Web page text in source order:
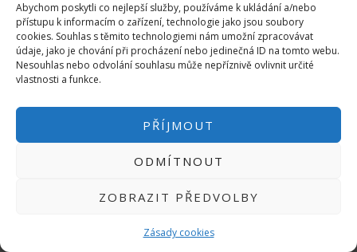
Abychom poskytli co nejlepší služby, používáme k ukládání a/nebo
přístupu k informacím o zařízení, technologie jako jsou soubory
cookies. Souhlas s těmito technologiemi nám umožní zpracovávat
údaje, jako je chování při procházení nebo jedinečná ID na tomto webu.
Nesouhlas nebo odvolání souhlasu může nepříznivě ovlivnit určité
vlastnosti a funkce.
PŘÍJMOUT
ODMÍTNOUT
ZOBRAZIT PŘEDVOLBY
Zásady cookies
BASTLÍRNU PROVOZUJE E-SHOP
HWKITCHEN.CZ2014-2026